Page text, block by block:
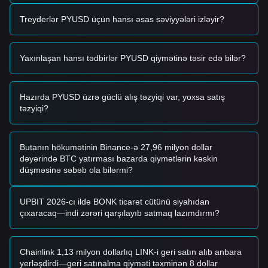
istinad ticarət strategiyaları təqdim olunur:
Potensial Alış Zonası
• PayPal USD qiyməti
-ə yaxınlaşsa və bağa doğru
bərpa əlamətləri göstərsə, bu, $1.00-ə dönüşdən
bilər.
sabit səviyyəni qorusa, bu, sağlam likvidliyi təsdiqləyir.
Risk Ssenarisi
• PayPal USD qiyməti
-dən aşağı düşsə və tez bir
Alış Strategiyası
Cari bazar quruluşuna əsasən, analitiklər aşağıdakı istinad
strategiyalarını təqdim edirlər:
Konservativ İnvestorlar
• Daha geniş kripto bazarında yüksək volatillik dövrlərində
PayPal USD-ni "Təhlükəsiz Liman" aktiv kimi istifadə edin.
• Kapital dəyərini qorumaq üçün qiymət$1.0000-dən bir az
Trend İnvestorları
olunduğu borc platformalarında inteqrasiyaları izləyin.
Treyderlər PYUSD üçün hansı əsas səviyyələri izləyir?
Yaxınlaşan hansı tədbirlər PYUSD qiymətinə təsir edə bilər?
Hazırda PYUSD üzrə güclü alış təzyiqi var, yoxsa satış
təzyiqi?
Butanın hökumətinin Binance-ə 27,96 milyon dollar
dəyərində BTC yatırması bazarda qiymətlərin kəskin
düşməsinə səbəb ola bilərmi?
UPBIT 2026-cı ildə BONK ticarət cütünü siyahıdan
çıxaracaq—indi zərəri qarşılayıb satmaq lazımdırmı?
Chainlink 1,13 milyon dollarlıq LINK-i geri satın alıb anbara
yerləşdirdi—geri satınalma qiyməti təxminən 8 dollar